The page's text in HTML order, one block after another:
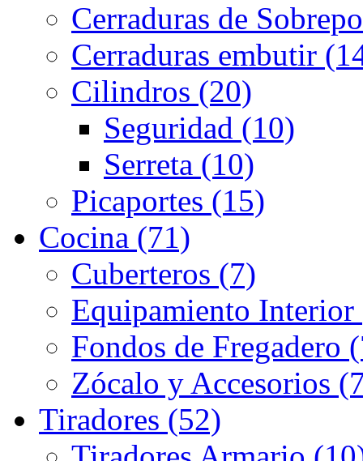
Cerraduras de
Cerraduras embutir
Cilindros (20)
Seguridad (10)
Serreta (10)
Picaportes (15)
Cocina (71)
Cuberteros (7)
Equipamiento Interior
Fondos de Fregadero
Zócalo y Accesorios
Tiradores (52)